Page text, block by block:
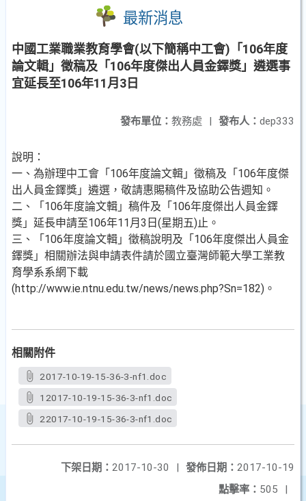
最新消息
中國工業職業教育學會(以下簡稱中工會)「106年度
論文輯」徵稿及「106年度傑出人員金鐸獎」遴選事
宜延長至106年11月3日
發布人： dep333
發布單位： 教務處 |
說明：
一、為辦理中工會「106年度論文輯」徵稿及「106年度傑
出人員金鐸獎」遴選，敬請惠賜稿件及協助公告週知。
二、「106年度論文輯」稿件及「106年度傑出人員金鐸
獎」延長申請至106年11月3日(星期五)止。
三、「106年度論文輯」徵稿說明及「106年度傑出人員金
鐸獎」相關辦法與申請表件請於國立臺灣師範大學工業教
育學系系網下載
(http://www.ie.ntnu.edu.tw/news/news.php?Sn=182)。
相關附件
2017-10-19-15-36-3-nf1.doc
12017-10-19-15-36-3-nf1.doc
22017-10-19-15-36-3-nf1.doc
發佈日期： 2017-10-19
下架日期： 2017-10-30
|
點擊率： 505 |